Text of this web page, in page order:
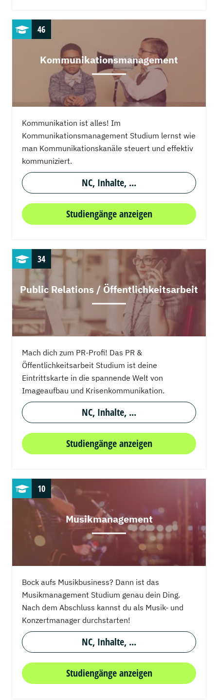
Kommunikationsmanagement
46
Kommunikation ist alles! Im
Kommunikationsmanagement Studium lernst wie
man Kommunikationskanäle steuert und effektiv
kommuniziert.
NC, Inhalte, ...
Studiengänge anzeigen
Public Relations / Öffentlichkeitsarbeit
34
Mach dich zum PR-Profi! Das PR &
Öffentlichkeitsarbeit Studium ist deine
Eintrittskarte in die spannende Welt von
Imageaufbau und Krisenkommunikation.
NC, Inhalte, ...
Studiengänge anzeigen
Musikmanagement
10
Bock aufs Musikbusiness? Dann ist das
Musikmanagement Studium genau dein Ding.
Nach dem Abschluss kannst du als Musik- und
Konzertmanager durchstarten!
NC, Inhalte, ...
Studiengänge anzeigen